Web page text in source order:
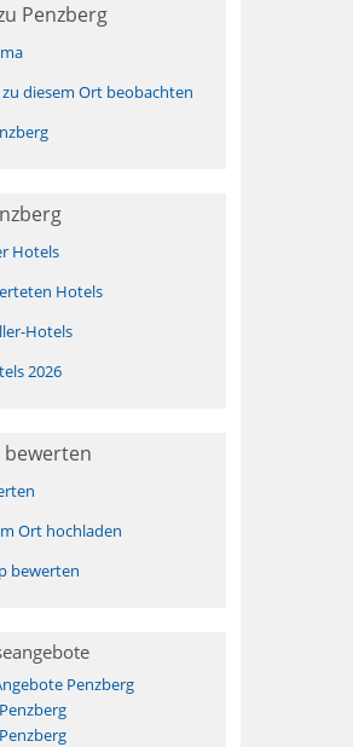
Penzberg
diesem Ort beobachten
Hotels
Hotels
Hotels
2026
Ort hochladen
bewerten
Penzberg